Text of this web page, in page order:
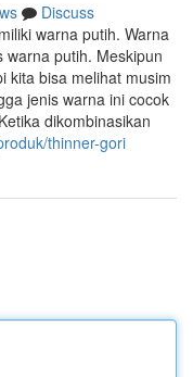
Discuss
warna putih. Warna
putih. Meskipun
kita bisa melihat musim
jenis warna ini cocok
dikombinasikan
thinner-gori